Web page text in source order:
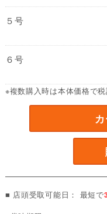
５号
６号
※複数購入時は本体価格で税
■ 店頭受取可能日： 最短で